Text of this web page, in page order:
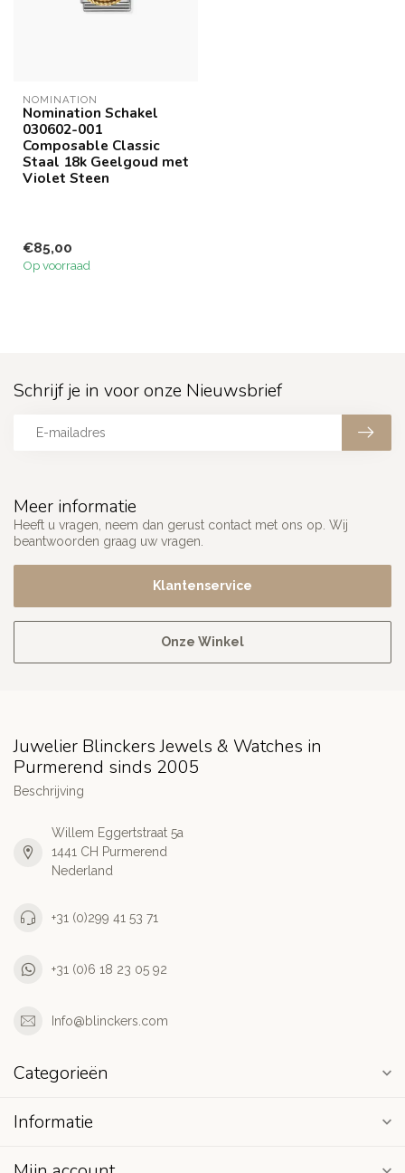
NOMINATION
Nomination Schakel
030602-001
Composable Classic
Staal 18k Geelgoud met
Violet Steen
€85,00
Op voorraad
Meer informatie
Heeft u vragen, neem dan gerust contact met ons op. Wij
beantwoorden graag uw vragen.
Klantenservice
Onze Winkel
Schrijf je in voor onze Nieuwsbrief
Juwelier Blinckers Jewels & Watches in
Purmerend sinds 2005
Beschrijving
Willem Eggertstraat 5a
1441 CH Purmerend
Nederland
+31 (0)299 41 53 71
+31 (0)6 18 23 05 92
Info@blinckers.com
Categorieën
Informatie